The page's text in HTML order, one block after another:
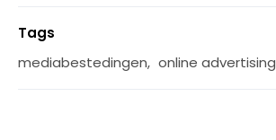
Tags
mediabestedingen, online advertising